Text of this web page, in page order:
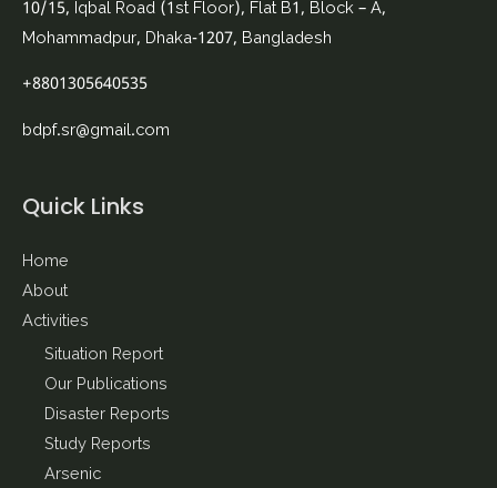
10/15, Iqbal Road (1st Floor), Flat B1, Block – A,
Mohammadpur, Dhaka-1207, Bangladesh
+8801305640535
bdpf.sr@gmail.com
Quick Links
Home
About
Activities
Situation Report
Our Publications
Disaster Reports
Study Reports
Arsenic